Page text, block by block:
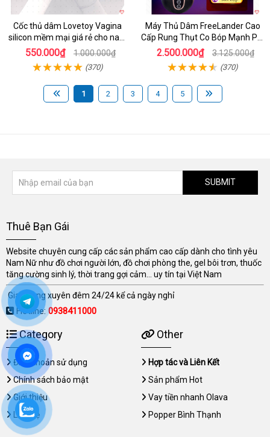
Cốc thủ dâm Lovetoy Vagina
silicon mềm mại giá rẻ cho nam
cực sướng
550.000₫ 1.000.000₫
(370)
Máy Thủ Dâm FreeLander Cao
Cấp Rung Thụt Co Bóp Mạnh Pin
Sạc
2.500.000₫ 3.125.000₫
(370)
1 2 3 4 5
SUBMIT
Thuê Bạn Gái
Website chuyên cung cấp các sản phẩm cao cấp dành cho tình yêu
Nam Nữ như đồ chơi người lớn, đồ chơi phòng the, gel bôi trơn, thuốc
tăng cường sinh lý, thời trang gợi cảm... uy tín tại Việt Nam
Giao hàng xuyên đêm 24/24 kể cả ngày nghỉ
Hotline: 0938411000
Category
Điều khoản sử dụng
Chính sách bảo mật
Giới thiệu
Liên hệ
Other
Hợp tác và Liên Kết
Sản phẩm Hot
Vay tiền nhanh Olava
Popper Bình Thạnh